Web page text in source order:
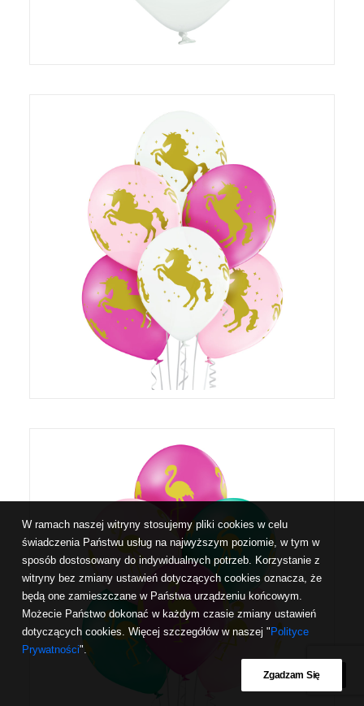
W ramach naszej witryny stosujemy pliki cookies w celu
świadczenia Państwu usług na najwyższym poziomie, w tym w
sposób dostosowany do indywidualnych potrzeb. Korzystanie z
witryny bez zmiany ustawień dotyczących cookies oznacza, że
będą one zamieszczane w Państwa urządzeniu końcowym.
Możecie Państwo dokonać w każdym czasie zmiany ustawień
dotyczących cookies. Więcej szczegółów w naszej " Polityce
Prywatności".
Zgadzam Się